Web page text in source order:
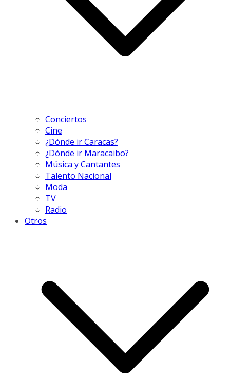
Conciertos
Cine
¿Dónde ir Caracas?
¿Dónde ir Maracaibo?
Música y Cantantes
Talento Nacional
Moda
TV
Radio
Otros